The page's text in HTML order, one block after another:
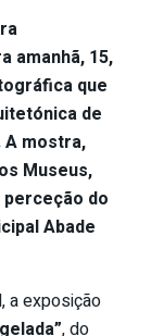
amanhã, 15,
que
de
A mostra,
Museus,
do
Abade
a exposição
, do